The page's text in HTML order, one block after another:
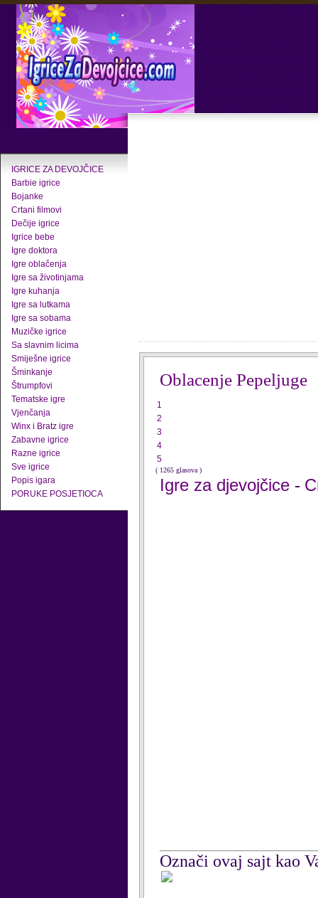
IGRICE ZA DEVOJČICE
Barbie igrice
Bojanke
Crtani filmovi
Dečije igrice
Igrice bebe
Igre doktora
Igre oblačenja
Igre sa životinjama
Igre kuhanja
Igre sa lutkama
Igre sa sobama
Muzičke igrice
Sa slavnim licima
Smiješne igrice
Šminkanje
Štrumpfovi
Tematske igre
Vjenčanja
Winx i Bratz igre
Zabavne igrice
Razne igrice
Sve igrice
Popis igara
PORUKE POSJETIOCA
Oblacenje Pepeljuge
1
2
3
4
5
( 1265 glasova )
Igre za djevojčice -
Označi ovaj sajt kao